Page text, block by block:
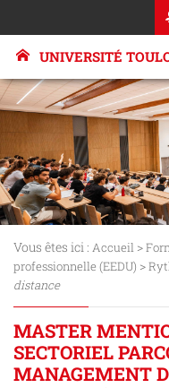
UNIVERSITÉ
Vous êtes ici : Accueil >
professionnelle (EEDU) >
distance
MASTER
SECTORIEL
MANAGEMENT